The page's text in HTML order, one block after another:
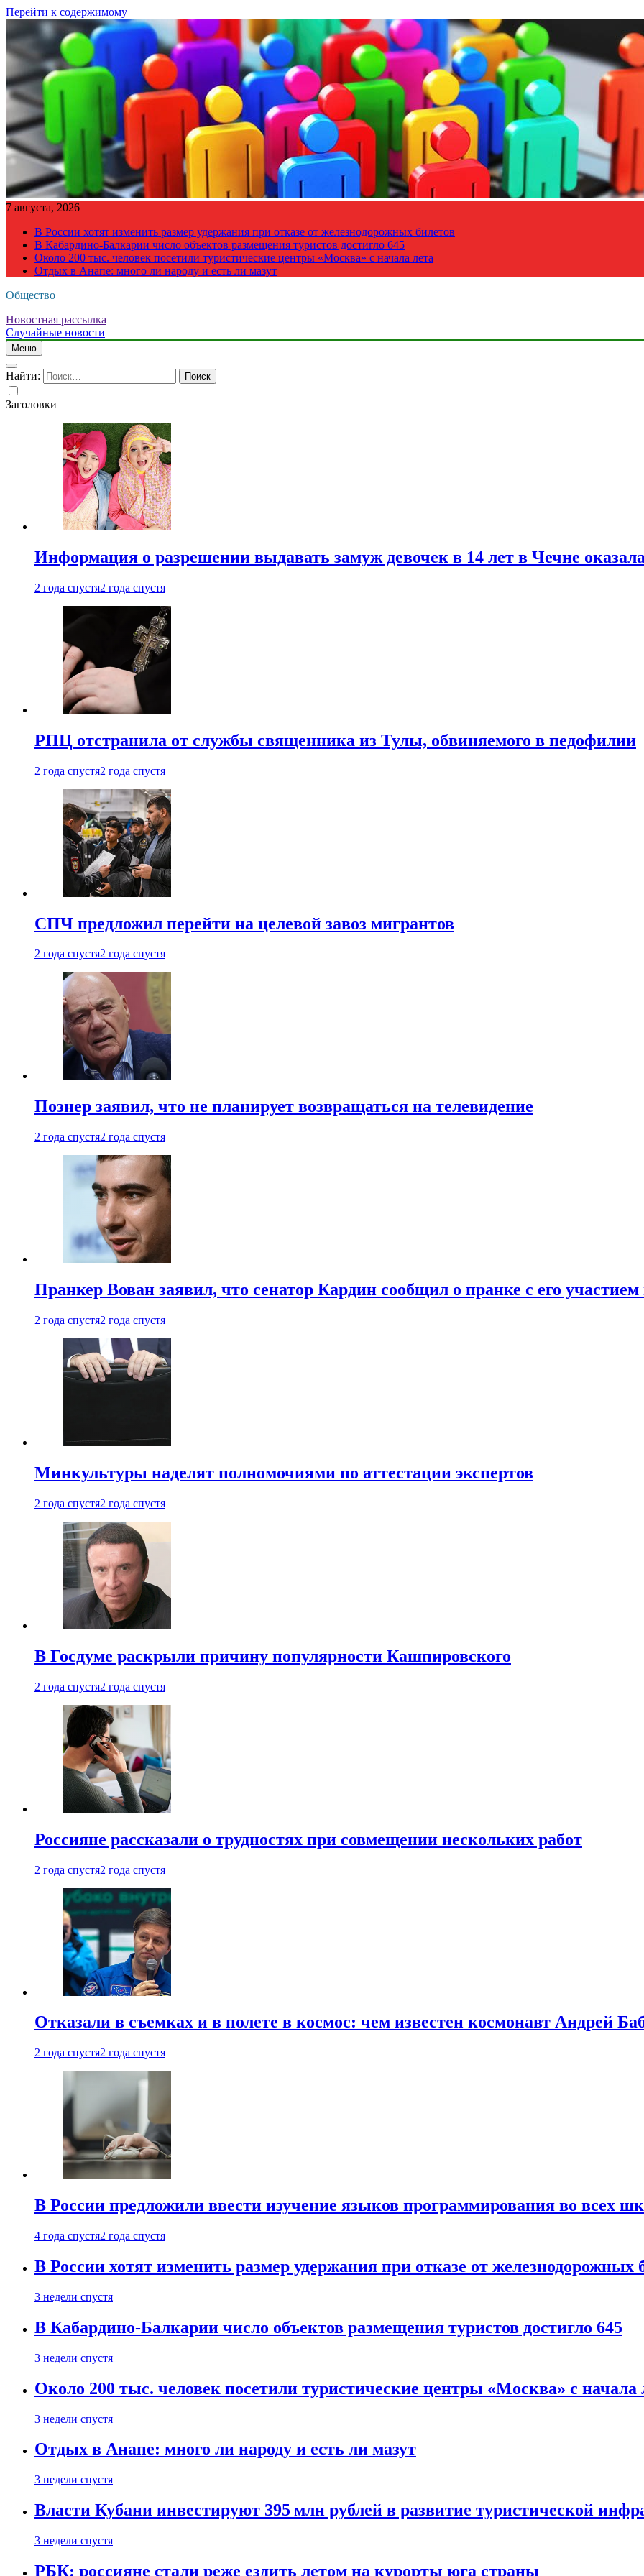
Перейти к содержимому
7 августа, 2026
В России хотят изменить размер удержания при отказе от железнодорожных билетов
В Кабардино-Балкарии число объектов размещения туристов достигло 645
Около 200 тыс. человек посетили туристические центры «Москва» с начала лета
Отдых в Анапе: много ли народу и есть ли мазут
Общество
Новостная рассылка
Случайные новости
Меню
Найти:
Заголовки
Информация о разрешении выдавать замуж девочек в 14 лет в Чечне
2 года спустя2 года спустя
РПЦ отстранила от службы священника из Тулы, обвиняемого в педофилии
2 года спустя2 года спустя
СПЧ предложил перейти на целевой завоз мигрантов
2 года спустя2 года спустя
Познер заявил, что не планирует возвращаться на телевидение
2 года спустя2 года спустя
Пранкер Вован заявил, что сенатор Кардин сообщил о пранке с его
2 года спустя2 года спустя
Минкультуры наделят полномочиями по аттестации экспертов
2 года спустя2 года спустя
В Госдуме раскрыли причину популярности Кашпировского
2 года спустя2 года спустя
Россияне рассказали о трудностях при совмещении нескольких работ
2 года спустя2 года спустя
Отказали в съемках и в полете в космос: чем известен космонавт Андрей
2 года спустя2 года спустя
В России предложили ввести изучение языков программирования во всех
4 года спустя2 года спустя
В России хотят изменить размер удержания при отказе от железнодорожных
3 недели спустя
В Кабардино-Балкарии число объектов размещения туристов достигло 645
3 недели спустя
Около 200 тыс. человек посетили туристические центры «Москва» с начала
3 недели спустя
Отдых в Анапе: много ли народу и есть ли мазут
3 недели спустя
Власти Кубани инвестируют 395 млн рублей в развитие туристической
3 недели спустя
РБК: россияне стали реже ездить летом на курорты юга страны